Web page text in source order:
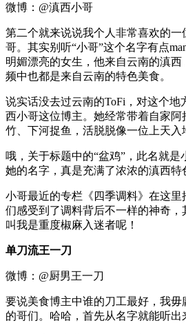
微博：@滇西小哥
第二个就来说说我个人非常喜欢的
哥。其实别听“小哥”这个名字有点
明媚漂亮的女生，他来自云南的滇
频中也都是来自云南的特色美食。
说实话没去过云南的ToFi，对这个地
西小哥这位博主。她经常带着自家阿
竹、下河捉鱼，活脱脱像一位上天入
哦，关于标题中的“盆鸡”，此名就
她的名字，真是充满了浓浓的滇西特
小哥最近的专栏《四季调料》在这
们感受到了调料背后不一样的神奇
叫我是重度椒麻入迷者呢！
单刀流王一刀
微博：@厨男王一刀
要说美食博主中谁的刀工最好，我毋
的哥们。哈哈，首先从名字就能听出